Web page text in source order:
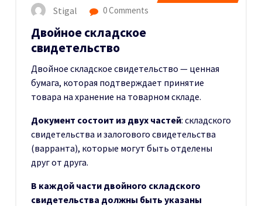
Stigal 0 Comments
Двойное складское
свидетельство
Двойное складское свидетельство — ценная
бумага, которая подтверждает принятие
товара на хранение на товарном складе.
Документ состоит из двух частей: складского
свидетельства и залогового свидетельства
(варранта), которые могут быть отделены
друг от друга.
В каждой части двойного складского
свидетельства должны быть указаны